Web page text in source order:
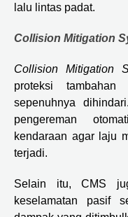
lalu lintas padat.
Collision Mitigation
Collision Mitigation
proteksi
sepenuhnya
pengereman
kendaraan agar laju
terjadi.
Selain itu, CMS
keselamatan pasif